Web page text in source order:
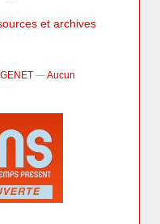
et archives
—Aucun